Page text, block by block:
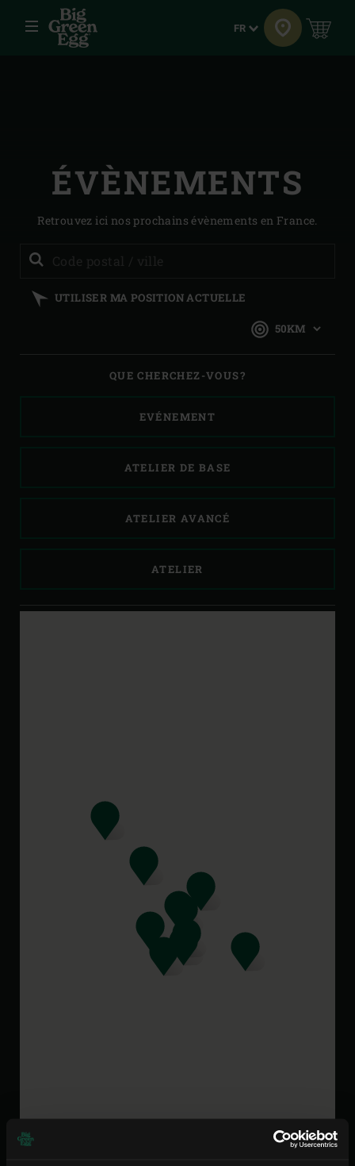
Menu Langue
FR
ÉVÈNEMENTS
Retrouvez ici nos prochains évènements en France.
Saisissez
code
UTILISER MA POSITION ACTUELLE
QUE CHERCHEZ-VOUS?
EVÉNEMENT
ATELIER DE BASE
ATELIER AVANCÉ
ATELIER